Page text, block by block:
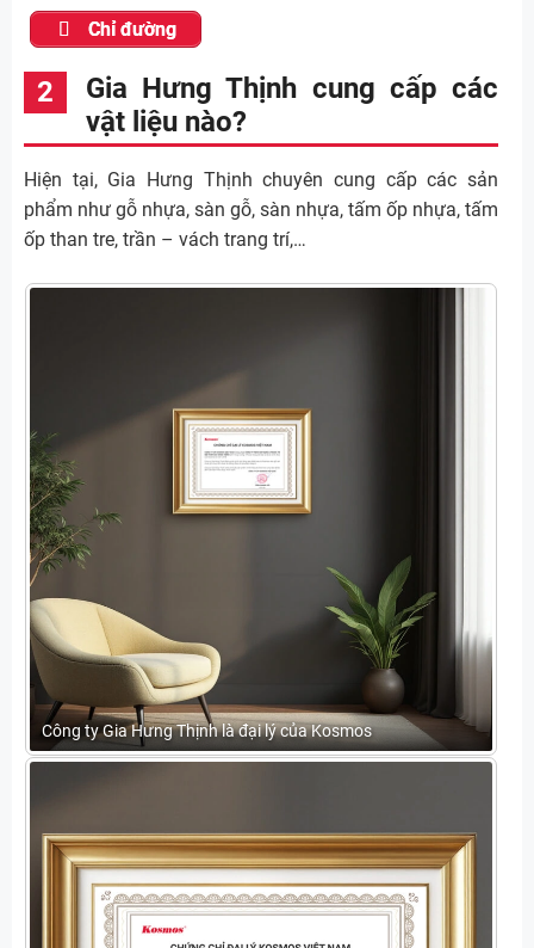
Chỉ đường
Gia Hưng Thịnh cung cấp các
vật liệu nào?
Hiện tại, Gia Hưng Thịnh chuyên cung cấp các sản
phẩm như gỗ nhựa, sàn gỗ, sàn nhựa, tấm ốp nhựa, tấm
ốp than tre, trần – vách trang trí,…
Công ty Gia Hưng Thịnh là đại lý của Kosmos